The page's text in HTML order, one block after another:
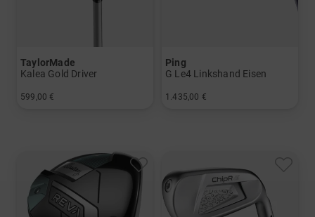
TaylorMade
Kalea Gold Driver
599,00 €
Ping
G Le4 Linkshand Eisen
1.435,00 €